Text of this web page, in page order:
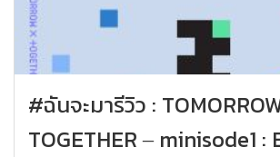
#ฉันจะมารีวิว :
TOGETHER ‒ minisode1